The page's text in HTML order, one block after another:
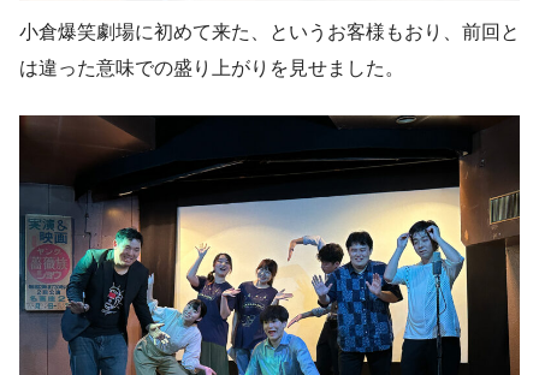
小倉爆笑劇場に初めて来た、というお客様もおり、前回と
は違った意味での盛り上がりを見せました。